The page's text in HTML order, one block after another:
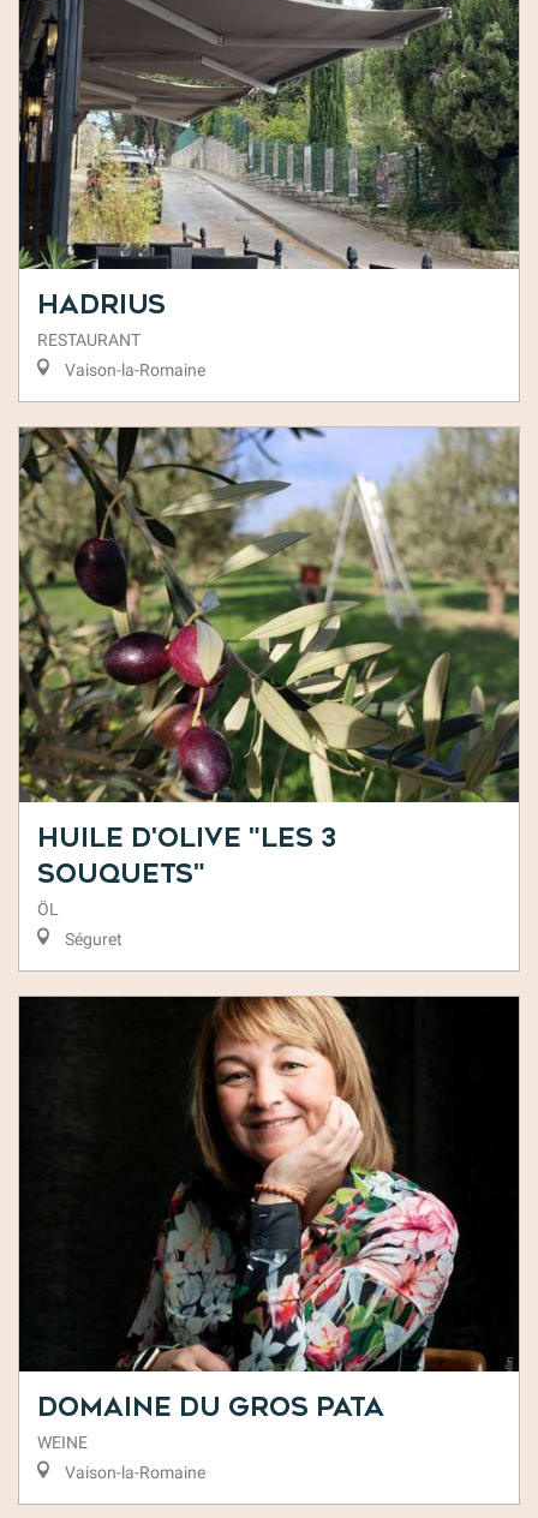
Hadrius
RESTAURANT
Vaison-la-Romaine
Huile d'olive "Les 3
Souquets"
ÖL
Séguret
Domaine du Gros Pata
WEINE
Vaison-la-Romaine